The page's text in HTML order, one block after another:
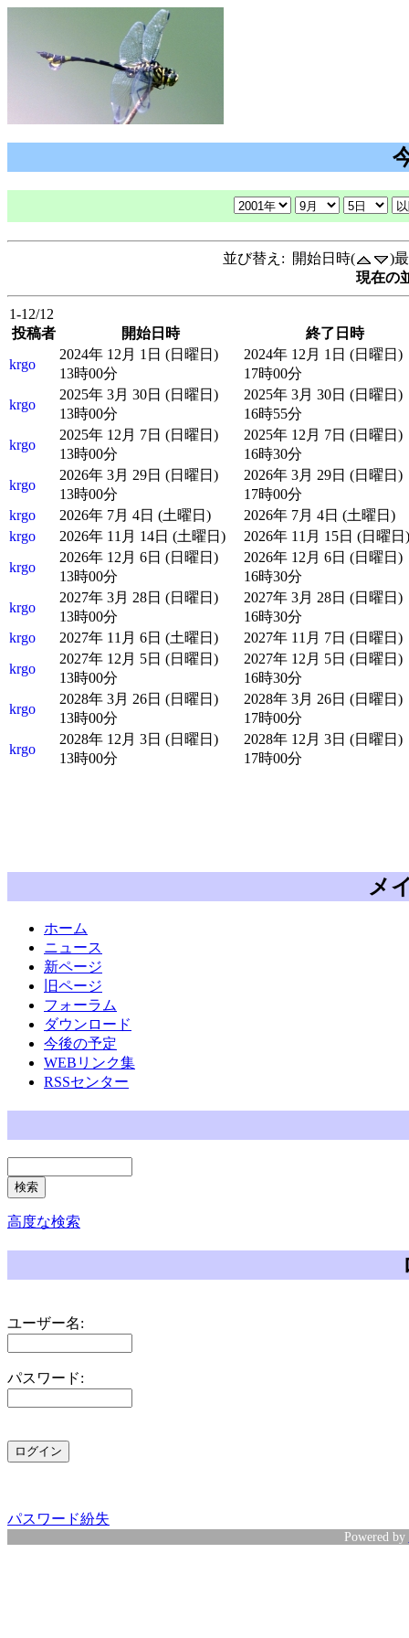
並び替え: 開始日時(
)
現在の
1-12/12
投稿者
開始日時
終了日時
krgo
2024年 12月 1日 (日曜日)
13時00分
2024年 12月 1日 (日曜日)
17時00分
krgo
2025年 3月 30日 (日曜日)
13時00分
2025年 3月 30日 (日曜日)
16時55分
krgo
2025年 12月 7日 (日曜日)
13時00分
2025年 12月 7日 (日曜日)
16時30分
krgo
2026年 3月 29日 (日曜日)
13時00分
2026年 3月 29日 (日曜日)
17時00分
krgo
2026年 7月 4日 (土曜日)
2026年 7月 4日 (土曜日)
krgo
2026年 11月 14日 (土曜日)
2026年 11月 15日 (日曜日)
krgo
2026年 12月 6日 (日曜日)
13時00分
2026年 12月 6日 (日曜日)
16時30分
krgo
2027年 3月 28日 (日曜日)
13時00分
2027年 3月 28日 (日曜日)
16時30分
krgo
2027年 11月 6日 (土曜日)
2027年 11月 7日 (日曜日)
krgo
2027年 12月 5日 (日曜日)
13時00分
2027年 12月 5日 (日曜日)
16時30分
krgo
2028年 3月 26日 (日曜日)
13時00分
2028年 3月 26日 (日曜日)
17時00分
krgo
2028年 12月 3日 (日曜日)
13時00分
2028年 12月 3日 (日曜日)
17時00分
メ
ホーム
ニュース
新ページ
旧ページ
フォーラム
ダウンロード
今後の予定
WEBリンク集
RSSセンター
高度な検索
ユーザー名:
パスワード:
パスワード紛失
Powered by